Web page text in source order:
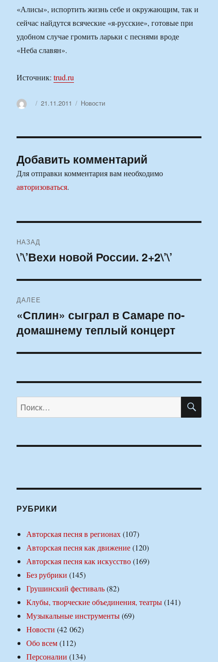
«Алисы», испортить жизнь себе и окружающим, так и
сейчас найдутся всяческие «я-русские», готовые при
удобном случае громить ларьки с песнями вроде
«Неба славян».
Источник:trud.ru
АвторОпубликовано
21.11.2011 Рубрики
Новости
Добавить комментарий
Для отправки комментария вам необходимо
авторизоваться.
по
НАЗАД
Предыдущая
\’\’Вехи новой России. 2+2\’\’
ДАЛЕЕ
Следующая
запись:
«Сплин» сыграл в Самаре по-
домашнему теплый концерт
Искать:
РУБРИКИ
Авторская песня в регионах(107)
Авторская песня как движение(120)
Авторская песня как искусство(169)
Без рубрики (145)
Грушинский фестиваль(82)
Клубы, творческие объединения, театры(141)
Музыкальные инструменты(69)
Новости (42 062)
Обо всем(112)
Персоналии (134)